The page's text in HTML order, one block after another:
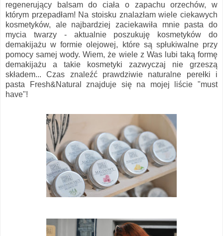
regenerujący balsam do ciała o zapachu orzechów, w
którym przepadłam! Na stoisku znalazłam wiele ciekawych
kosmetyków, ale najbardziej zaciekawiła mnie pasta do
mycia twarzy - aktualnie poszukuję kosmetyków do
demakijażu w formie olejowej, które są spłukiwalne przy
pomocy samej wody. Wiem, że wiele z Was lubi taką formę
demakijażu a takie kosmetyki zazwyczaj nie grzeszą
składem... Czas znaleźć prawdziwie naturalne perełki i
pasta Fresh&Natural znajduje się na mojej liście "must
have"!